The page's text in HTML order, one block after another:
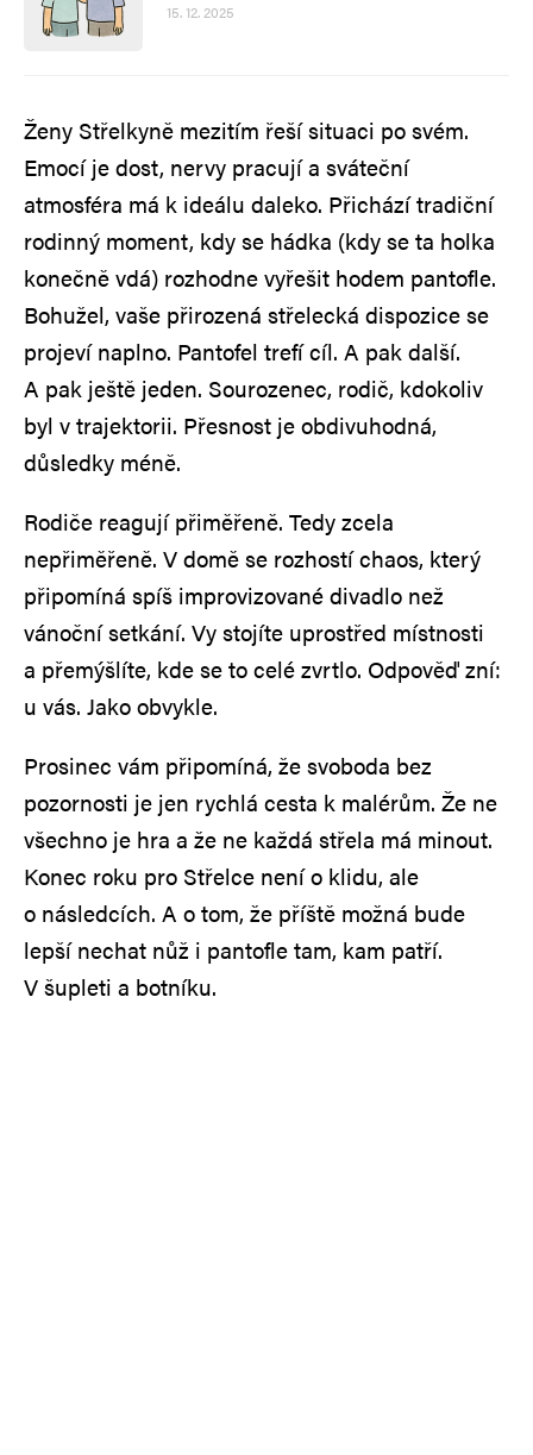
15. 12. 2025
Ženy Střelkyně mezitím řeší situaci po svém.
Emocí je dost, nervy pracují a sváteční
atmosféra má k ideálu daleko. Přichází tradiční
rodinný moment, kdy se hádka (kdy se ta holka
konečně vdá) rozhodne vyřešit hodem pantofle.
Bohužel, vaše přirozená střelecká dispozice se
projeví naplno. Pantofel trefí cíl. A pak další.
A pak ještě jeden. Sourozenec, rodič, kdokoliv
byl v trajektorii. Přesnost je obdivuhodná,
důsledky méně.
Rodiče reagují přiměřeně. Tedy zcela
nepřiměřeně. V domě se rozhostí chaos, který
připomíná spíš improvizované divadlo než
vánoční setkání. Vy stojíte uprostřed místnosti
a přemýšlíte, kde se to celé zvrtlo. Odpověď zní:
u vás. Jako obvykle.
Prosinec vám připomíná, že svoboda bez
pozornosti je jen rychlá cesta k malérům. Že ne
všechno je hra a že ne každá střela má minout.
Konec roku pro Střelce není o klidu, ale
o následcích. A o tom, že příště možná bude
lepší nechat nůž i pantofle tam, kam patří.
V šupleti a botníku.